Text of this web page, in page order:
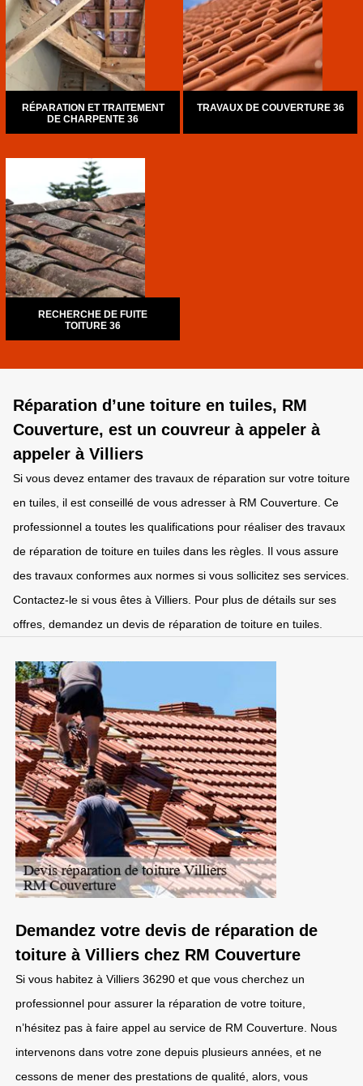
RÉPARATION ET TRAITEMENT
DE CHARPENTE 36
TRAVAUX DE COUVERTURE 36
RECHERCHE DE FUITE
TOITURE 36
Réparation d’une toiture en tuiles, RM
Couverture, est un couvreur à appeler à
appeler à Villiers
Si vous devez entamer des travaux de réparation sur votre toiture
en tuiles, il est conseillé de vous adresser à RM Couverture. Ce
professionnel a toutes les qualifications pour réaliser des travaux
de réparation de toiture en tuiles dans les règles. Il vous assure
des travaux conformes aux normes si vous sollicitez ses services.
Contactez-le si vous êtes à Villiers. Pour plus de détails sur ses
offres, demandez un devis de réparation de toiture en tuiles.
Demandez votre devis de réparation de
toiture à Villiers chez RM Couverture
Si vous habitez à Villiers 36290 et que vous cherchez un
professionnel pour assurer la réparation de votre toiture,
n’hésitez pas à faire appel au service de RM Couverture. Nous
intervenons dans votre zone depuis plusieurs années, et ne
cessons de mener des prestations de qualité, alors, vous